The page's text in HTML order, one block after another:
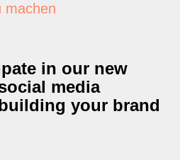
machen
in our new
media
your brand